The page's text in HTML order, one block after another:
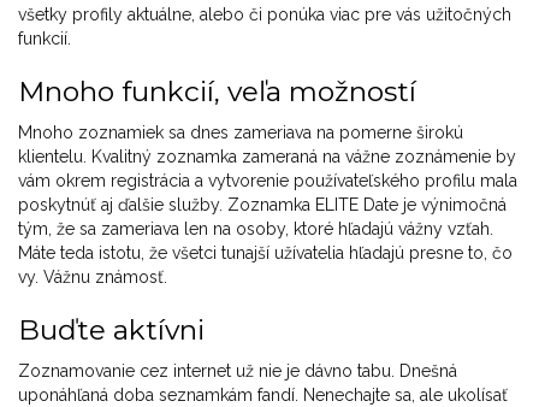
všetky profily aktuálne, alebo či ponúka viac pre vás užitočných
funkcií.
Mnoho funkcií, veľa možností
Mnoho zoznamiek sa dnes zameriava na pomerne širokú
klientelu. Kvalitný zoznamka zameraná na vážne zoznámenie by
vám okrem registrácia a vytvorenie používateľského profilu mala
poskytnúť aj ďalšie služby. Zoznamka ELITE Date je výnimočná
tým, že sa zameriava len na osoby, ktoré hľadajú vážny vzťah.
Máte teda istotu, že všetci tunajší užívatelia hľadajú presne to, čo
vy. Vážnu známosť.
Buďte aktívni
Zoznamovanie cez internet už nie je dávno tabu. Dnešná
uponáhľaná doba seznamkám fandí. Nenechajte sa, ale ukolísať